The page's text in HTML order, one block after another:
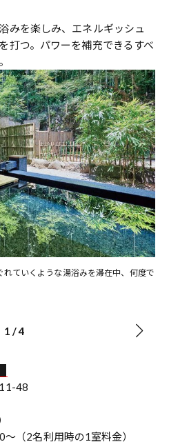
みを楽しみ、エネルギッシュ
打つ。パワーを補充できるすべ
ていくような湯浴みを滞在中、何度で
1 /4
48
〜（2名利用時の1室料金）